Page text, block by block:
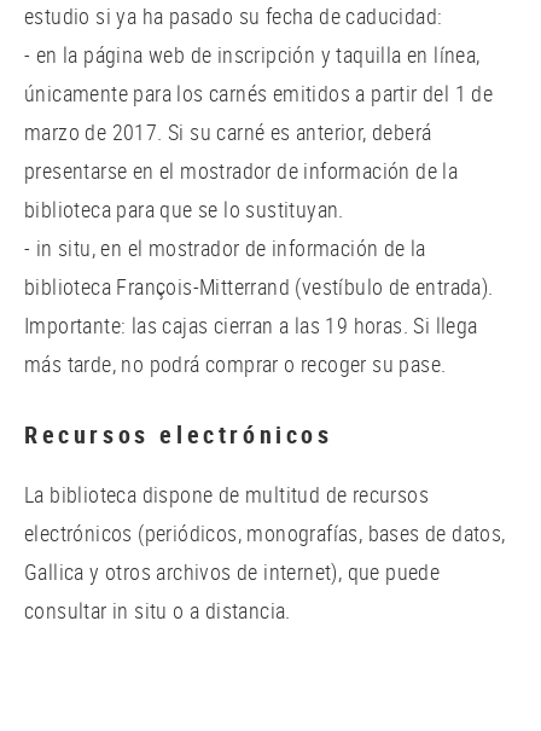
estudio si ya ha pasado su fecha de caducidad:
- en la página web de inscripción y taquilla en línea,
únicamente para los carnés emitidos a partir del 1 de
marzo de 2017. Si su carné es anterior, deberá
presentarse en el mostrador de información de la
biblioteca para que se lo sustituyan.
- in situ, en el mostrador de información de la
biblioteca François-Mitterrand (vestíbulo de entrada).
Importante: las cajas cierran a las 19 horas. Si llega
más tarde, no podrá comprar o recoger su pase.
Recursos electrónicos
La biblioteca dispone de multitud de recursos
electrónicos (periódicos, monografías, bases de datos,
Gallica y otros archivos de internet), que puede
consultar in situ o a distancia.